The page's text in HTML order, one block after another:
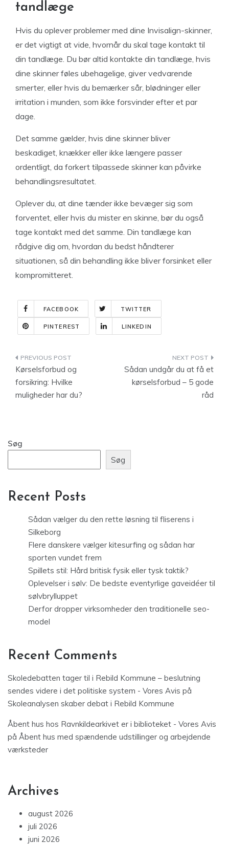
tandlæge
Hvis du oplever problemer med dine Invisalign-skinner,
er det vigtigt at vide, hvornår du skal tage kontakt til
din tandlæge. Du bør altid kontakte din tandlæge, hvis
dine skinner føles ubehagelige, giver vedvarende
smerter, eller hvis du bemærker sår, blødninger eller
irritation i munden, som ikke forsvinder efter et par
dage.
Det samme gælder, hvis dine skinner bliver
beskadiget, knækker eller ikke længere passer
ordentligt, da forkert tilpassede skinner kan påvirke
behandlingsresultatet.
Oplever du, at dine tænder ikke bevæger sig som
forventet, eller hvis du mister en skinne, bør du også
tage kontakt med det samme. Din tandlæge kan
rådgive dig om, hvordan du bedst håndterer
situationen, så din behandling ikke bliver forsinket eller
kompromitteret.
FACEBOOK TWITTER
PINTEREST LINKEDIN
Indlægsnavigation
Kørselsforbud og
forsikring: Hvilke
muligheder har du?
Sådan undgår du at få et
kørselsforbud – 5 gode
råd
Søg
Søg
Recent Posts
Sådan vælger du den rette løsning til fliserens i
Silkeborg
Flere danskere vælger kitesurfing og sådan har
sporten vundet frem
Spillets stil: Hård britisk fysik eller tysk taktik?
Oplevelser i sølv: De bedste eventyrlige gaveidéer til
sølvbrylluppet
Derfor dropper virksomheder den traditionelle seo-
model
Recent Comments
Skoledebatten tager til i Rebild Kommune – beslutning
sendes videre i det politiske system - Vores Avis på
Skoleanalysen skaber debat i Rebild Kommune
Åbent hus hos Ravnkildearkivet er i biblioteket - Vores Avis
på Åbent hus med spændende udstillinger og arbejdende
værksteder
Archives
august 2026
juli 2026
juni 2026